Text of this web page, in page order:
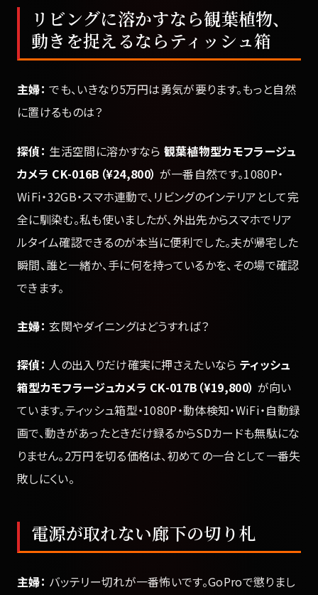
リビングに溶かすなら観葉植物、
動きを捉えるならティッシュ箱
主婦： でも、いきなり5万円は勇気が要ります。もっと自然
に置けるものは？
探偵： 生活空間に溶かすなら 観葉植物型カモフラージュ
カメラ CK-016B（¥24,800） が一番自然です。1080P・
WiFi・32GB・スマホ連動で、リビングのインテリアとして完
全に馴染む。私も使いましたが、外出先からスマホでリア
ルタイム確認できるのが本当に便利でした。夫が帰宅した
瞬間、誰と一緒か、手に何を持っているかを、その場で確認
できます。
主婦： 玄関やダイニングはどうすれば？
探偵： 人の出入りだけ確実に押さえたいならティッシュ
箱型カモフラージュカメラ CK-017B（¥19,800） が向い
ています。ティッシュ箱型・1080P・動体検知・WiFi・自動録
画で、動きがあったときだけ録るからSDカードも無駄にな
りません。2万円を切る価格は、初めての一台として一番失
敗しにくい。
電源が取れない廊下の切り札
主婦： バッテリー切れが一番怖いです。GoProで懲りまし